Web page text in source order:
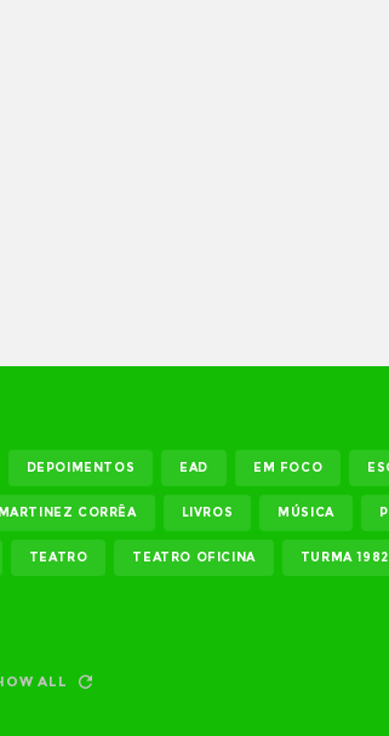
DEPOIMENTOS EAD EM FOCO
CORRÊA LIVROS MÚSICA
TEATRO TEATRO OFICINA TURMA 1982
ALL